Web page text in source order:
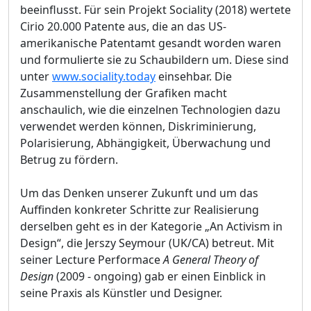
beeinflusst. Für sein Projekt Sociality (2018) wertete
Cirio 20.000 Patente aus, die an das US-
amerikanische Patentamt gesandt worden waren
und formulierte sie zu Schaubildern um. Diese sind
unterwww.sociality.today einsehbar. Die
Zusammenstellung der Grafiken macht
anschaulich, wie die einzelnen Technologien dazu
verwendet werden können, Diskriminierung,
Polarisierung, Abhängigkeit, Überwachung und
Betrug zu fördern.
Um das Denken unserer Zukunft und um das
Auffinden konkreter Schritte zur Realisierung
derselben geht es in der Kategorie „An Activism in
Design“, die Jerszy Seymour (UK/CA) betreut. Mit
seiner Lecture PerformaceA General Theory of
Design(2009 - ongoing) gab er einen Einblick in
seine Praxis als Künstler und Designer.